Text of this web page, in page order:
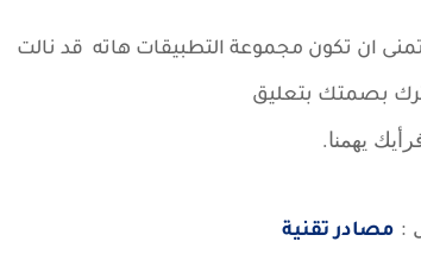
اتمنى ان تكون مجموعة التطبيقات هاته قد نالت
بصمتك بتعليق
يهمنا.
: مصادر تقنية